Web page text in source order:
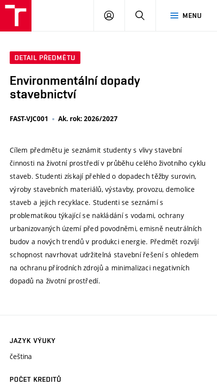
MENU
PŘIHLÁSIT
DETAIL PŘEDMĚTU
Environmentální dopady
stavebnictví
FAST-VJC001 Ak. rok: 2026/2027
Cílem předmětu je seznámit studenty s vlivy stavební
činnosti na životní prostředí v průběhu celého životního cyklu
staveb. Studenti získají přehled o dopadech těžby surovin,
výroby stavebních materiálů, výstavby, provozu, demolice
staveb a jejich recyklace. Studenti se seznámí s
problematikou týkající se nakládání s vodami, ochrany
urbanizovaných území před povodněmi, emisně neutrálních
budov a nových trendů v produkci energie. Předmět rozvíjí
schopnost navrhovat udržitelná stavební řešení s ohledem
na ochranu přírodních zdrojů a minimalizaci negativních
dopadů na životní prostředí.
JAZYK VÝUKY
čeština
POČET KREDITŮ